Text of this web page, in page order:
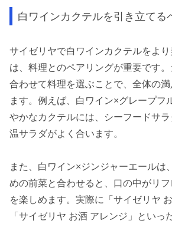
白ワインカクテルを引き立てる
サイゼリヤで白ワインカクテルをよ
は、料理とのペアリングが重要です
合わせて料理を選ぶことで、全体の
ます。例えば、白ワイン×グレープフ
やかなカクテルには、シーフードサ
温サラダがよく合います。
また、白ワイン×ジンジャーエールは
めの前菜と合わせると、口の中がリ
を楽しめます。実際に「サイゼリヤ
「サイゼリヤ お酒 アレンジ」といっ